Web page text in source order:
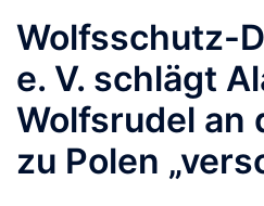
Wolfsschutz-
e. V. schlägt
Wolfsrudel an
zu Polen